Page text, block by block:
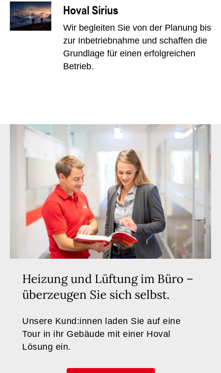
Hoval Sirius
Wir begleiten Sie von der Planung bis
zur Inbetriebnahme und schaffen die
Grundlage für einen erfolgreichen
Betrieb.
Heizung und Lüftung im Büro –
überzeugen Sie sich selbst.
Unsere Kund:innen laden Sie auf eine
Tour in ihr Gebäude mit einer Hoval
Lösung ein.